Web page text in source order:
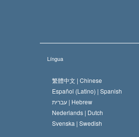
Língua
繁體中文 | Chinese
Español (Latino) | Spanish
עברית | Hebrew
Nederlands | Dutch
Svenska | Swedish